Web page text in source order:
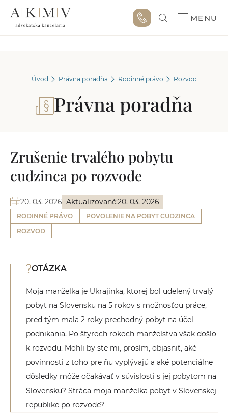
MENU
Úvod Právna poradňa Rodinné právo Rozvod
Právna poradňa
Zrušenie trvalého pobytu
cudzinca po rozvode
20. 03. 2026 Aktualizované:20. 03. 2026
RODINNÉ PRÁVO
POVOLENIE NA POBYT CUDZINCA
ROZVOD
OTÁZKA
Moja manželka je Ukrajinka, ktorej bol udelený trvalý
pobyt na Slovensku na 5 rokov s možnosťou práce,
pred tým mala 2 roky prechodný pobyt na účel
podnikania. Po štyroch rokoch manželstva však došlo
k rozvodu. Mohli by ste mi, prosím, objasniť, aké
povinnosti z toho pre ňu vyplývajú a aké potenciálne
dôsledky môže očakávať v súvislosti s jej pobytom na
Slovensku? Stráca moja manželka pobyt v Slovenskej
republike po rozvode?